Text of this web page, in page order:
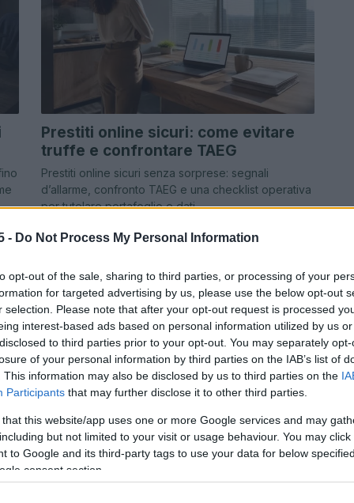
- Do Not Process My Personal Information
opt-out of the sale, sharing to third parties, or processing of your
for targeted advertising by us, please use the below opt-out
selection. Please note that after your opt-out request is processed
interest-based ads based on personal information utilized by us
to third parties prior to your opt-out. You may separately
of your personal information by third parties on the IAB’s list of
This information may also be disclosed by us to third parties on the
Participants that may further disclose it to other third parties.
that this website/app uses one or more Google services and may
but not limited to your visit or usage behaviour. You may
to Google and its third-party tags to use your data for below
consent section.
Prestiti online sicuri: come evitare
truffe e confrontare TAEG
Prestiti online sicuri senza sorprese: segnali
d’allarme, confronto TAEG e una checklist operativa
per tutelare portafoglio e dati.
INVESTIMENTI
Novembre 2026: Educazione
Finanziaria, Assicurativa e